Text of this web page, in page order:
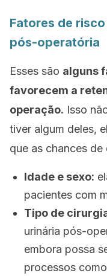
Fatores de
pós-operatória
Esses são alguns
favorecem a
operação. Isso
tiver algum deles,
que as chances
Idade e sexo:
pacientes com
Tipo de
urinária pós-
embora possa
processos